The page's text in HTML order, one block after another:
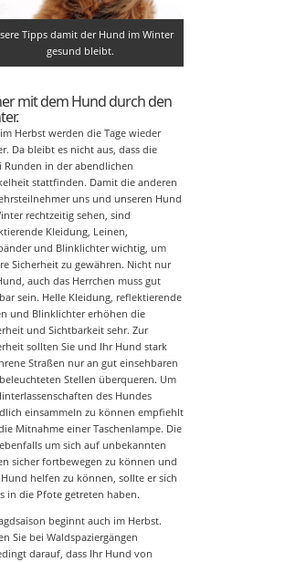
Tipps damit der Hund im Winter
gesund bleibt.
mit dem Hund durch den
im Herbst werden die Tage wieder
Da bleibt es nicht aus, dass die
Runden in der abendlichen
stattfinden. Damit die anderen
uns und unseren Hund
rechtzeitig sehen, sind
Kleidung, Leinen,
und Blinklichter wichtig, um
Sicherheit zu gewähren. Nicht nur
auch das Herrchen muss gut
sein. Helle Kleidung, reflektierende
und Blinklichter erhöhen die
und Sichtbarkeit sehr. Zur
sollten Sie und Ihr Hund stark
Straßen nur an gut einsehbaren
Stellen überqueren. Um
des Hundes
einsammeln zu können empfiehlt
Mitnahme einer Taschenlampe. Die
um sich auf unbekannten
sicher fortbewegen zu können und
helfen zu können, sollte er sich
in die Pfote getreten haben.
beginnt auch im Herbst.
Sie bei Waldspaziergängen
darauf, dass Ihr Hund von